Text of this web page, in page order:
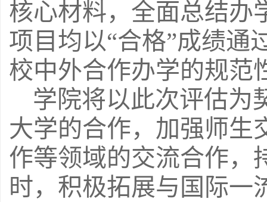
核心材料，全面总结办
项目均以“合格”成绩通
校中外合作办学的规范
学院将以此次评估为
大学的合作，加强师生
作等领域的交流合作，
时，积极拓展与国际一